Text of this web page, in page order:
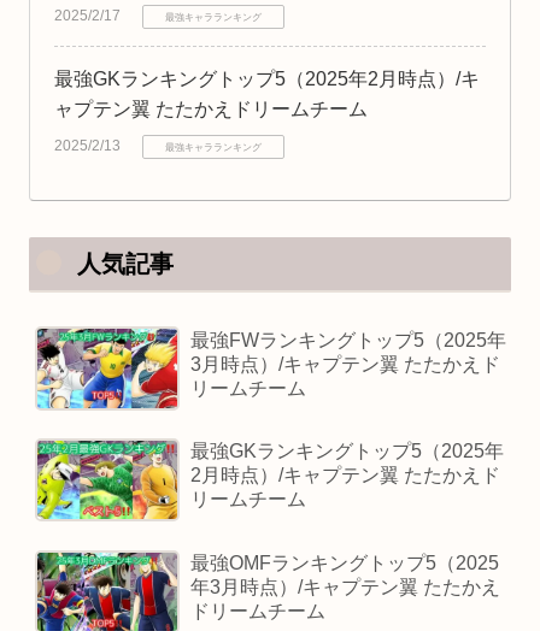
2025/2/17 最強キャラランキング
最強GKランキングトップ5（2025年2月時点）/キ
ャプテン翼 たたかえドリームチーム
2025/2/13 最強キャラランキング
人気記事
最強FWランキングトップ5（2025年
3月時点）/キャプテン翼 たたかえド
リームチーム
最強GKランキングトップ5（2025年
2月時点）/キャプテン翼 たたかえド
リームチーム
最強OMFランキングトップ5（2025
年3月時点）/キャプテン翼 たたかえ
ドリームチーム